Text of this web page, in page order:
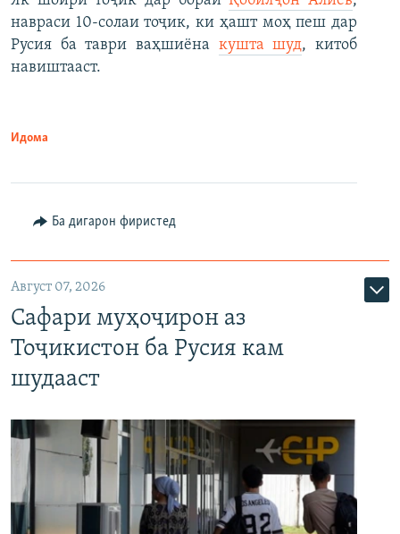
навраси 10-солаи тоҷик, ки ҳашт моҳ пеш дар
Русия ба таври ваҳшиёна кушта шуд, китоб
навиштааст.
Идома
Ба дигарон фиристед
Август 07, 2026
Сафари муҳоҷирон аз
Тоҷикистон ба Русия кам
шудааст